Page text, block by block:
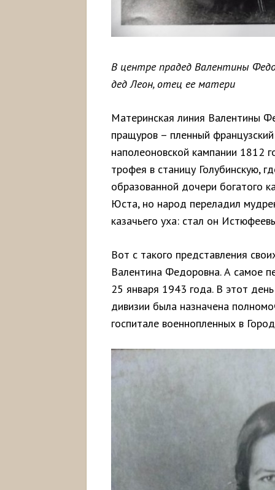
В центре прадед Валентины
дед Леон, отец ее матери
Материнская линия Валентины
пращуров – пленный
наполеоновской кампании 1812
трофея в станицу Голубинскую,
образованной дочери богатого
Юста, но народ переладил
казачьего уха: стал он
Вот с такого представления
Валентина Федоровна. А самое
25 января 1943 года. В этот
дивизии была назначена
госпитале военнопленных в